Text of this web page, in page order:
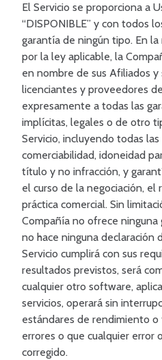
El Servicio se proporciona a
“DISPONIBLE” y con todos
garantía de ningún tipo. En
por la ley aplicable, la
en nombre de sus Afiliados y
licenciantes y proveedores
expresamente a todas las
implícitas, legales o de otro
Servicio, incluyendo todas
comerciabilidad, idoneidad
título y no infracción, y
el curso de la negociación,
práctica comercial. Sin
Compañía no ofrece
no hace ninguna declaración
Servicio cumplirá con sus
resultados previstos, será
cualquier otro software,
servicios, operará sin
estándares de rendimiento
errores o que cualquier error
corregido.